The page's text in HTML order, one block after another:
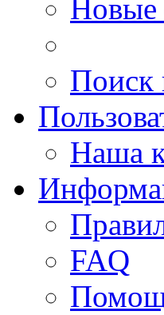
Новые
Поиск
Наша
FAQ